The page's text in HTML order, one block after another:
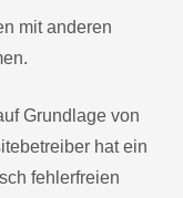
mit anderen
Grundlage von
hat ein
fehlerfreien